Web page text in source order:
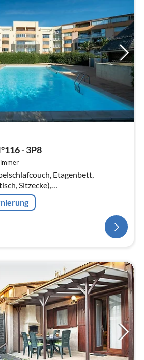
- 3P8
Etagenbett,
Sitzecke),
Kaffeemaschine, Mikrowelle,
Gefrierkombination, )